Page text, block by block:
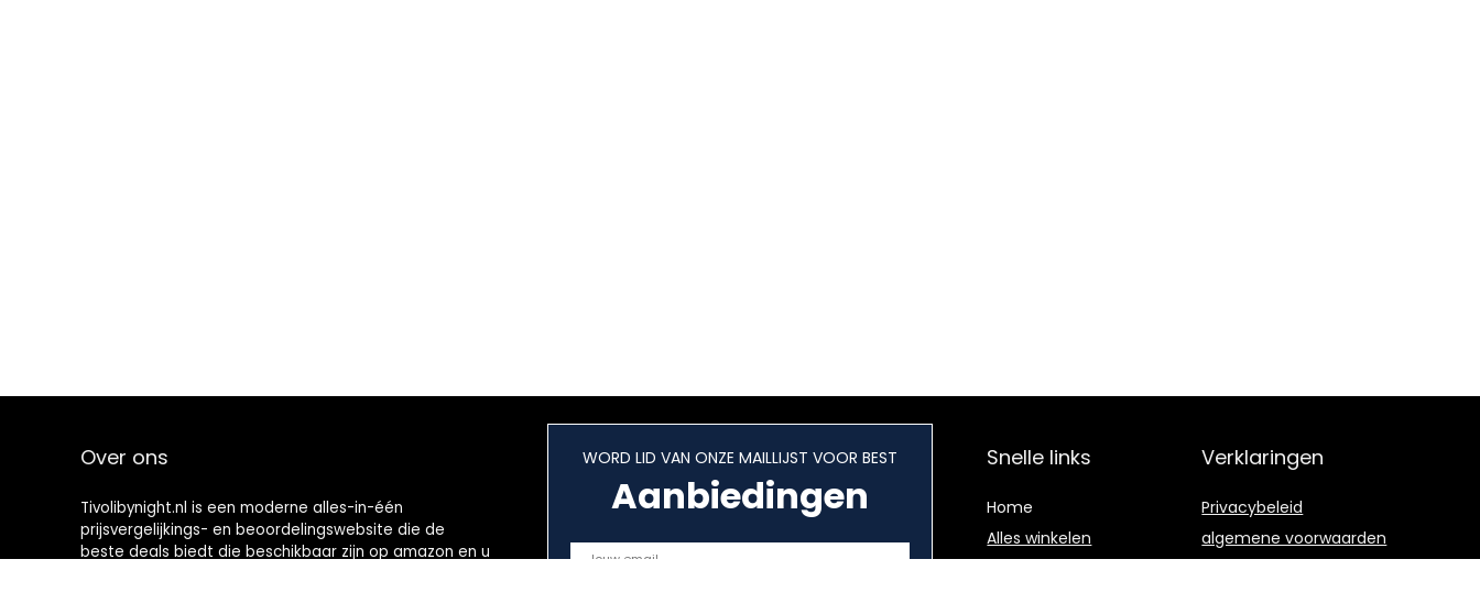
Over ons
Tivolibynight.nl is een moderne alles-in-één
prijsvergelijkings- en beoordelingswebsite die de
beste deals biedt die beschikbaar zijn op amazon en u
WORD LID VAN ONZE MAILLIJST VOOR BEST
Aanbiedingen
Snelle links
Home
Alles winkelen
Verklaringen
Privacybeleid
algemene voorwaarden